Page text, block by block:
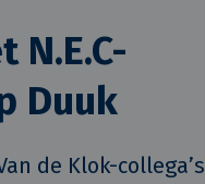
Duuk
de Klok-collega’s